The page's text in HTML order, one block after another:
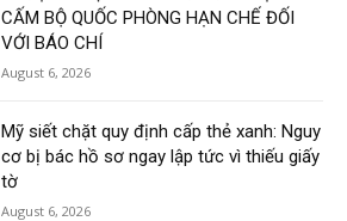
CẤM BỘ QUỐC PHÒNG HẠN CHẾ ĐỐI
VỚI BÁO CHÍ
August 6, 2026
Mỹ siết chặt quy định cấp thẻ xanh: Nguy
cơ bị bác hồ sơ ngay lập tức vì thiếu giấy
tờ
August 6, 2026